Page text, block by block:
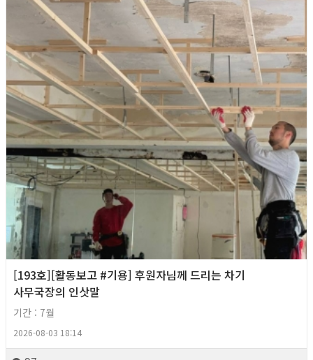
[193호][활동보고 #기용] 후원자님께 드리는 차기
사무국장의 인삿말
기간 : 7월
2026-08-03 18:14